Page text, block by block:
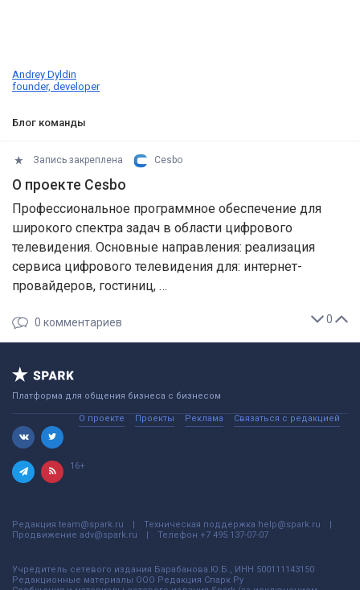
Andrey Dyldin
founder, developer
Блог команды
Запись закреплена Cesbo
О проекте Cesbo
Профессиональное программное обеспечение для
широкого спектра задач в области цифрового
телевидения. Основные направления: реализация
сервиса цифрового телевидения для: интернет-
провайдеров, гостиниц, …
0
0 комментариев
Платформа для общения бизнеса с бизнесом
О проекте Проекты Реклама Связаться с редакцией
16+
Редакция team@spark.ru Техническая поддержка help@spark.ru
Продвижение adv@spark.ru Телефон +7 495 137-07-07
Учредитель сетевого издания Барабанова.Ю.Б., ИНН 500111143150
Редакционные материалы ООО Редакция Спарк Ру